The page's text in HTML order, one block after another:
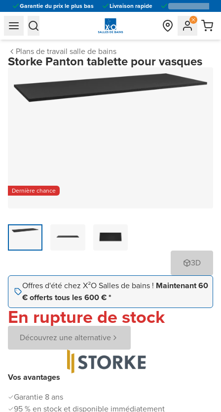
Garantie du prix le plus bas Livraison rapide
general.navigation.toggle_menu.label
general.navigation.toggle_menu.label
Plans de travail salle de bains
Storke Panton tablette pour vasques
Dernière chance
3D
Vos avantages
Garantie 8 ans
95 % en stock et disponible immédiatement
Offres d'été chez X²O Salles de bains ! Maintenant 60
€ offerts tous les 600 € *
En rupture de stock
Découvrez une alternative